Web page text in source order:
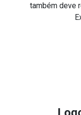
também deve